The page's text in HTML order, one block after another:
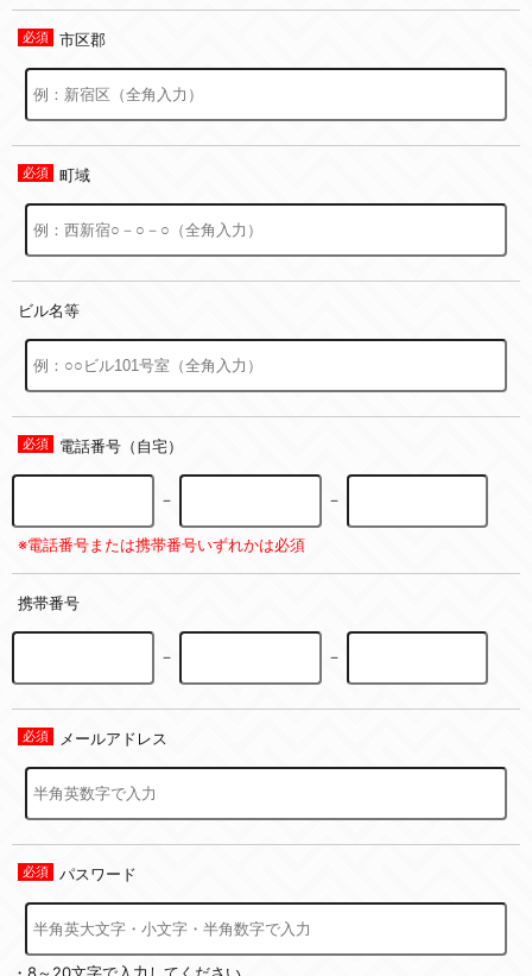
市区郡
町域
ビル名等
電話番号（自宅）
－ －
※電話番号または携帯番号いずれかは必須
携帯番号
－ －
メールアドレス
パスワード
・8～20文字で入力してください。